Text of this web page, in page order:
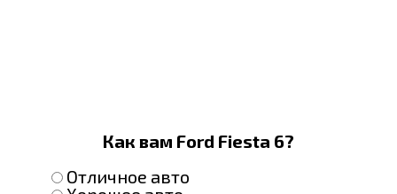
Как вам Ford Fiesta 6?
Отличное авто